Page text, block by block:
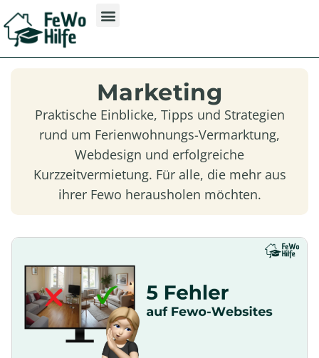
Marketing
Praktische Einblicke, Tipps und Strategien
rund um Ferienwohnungs-Vermarktung,
Webdesign und erfolgreiche
Kurzzeitvermietung. Für alle, die mehr aus
ihrer Fewo herausholen möchten.